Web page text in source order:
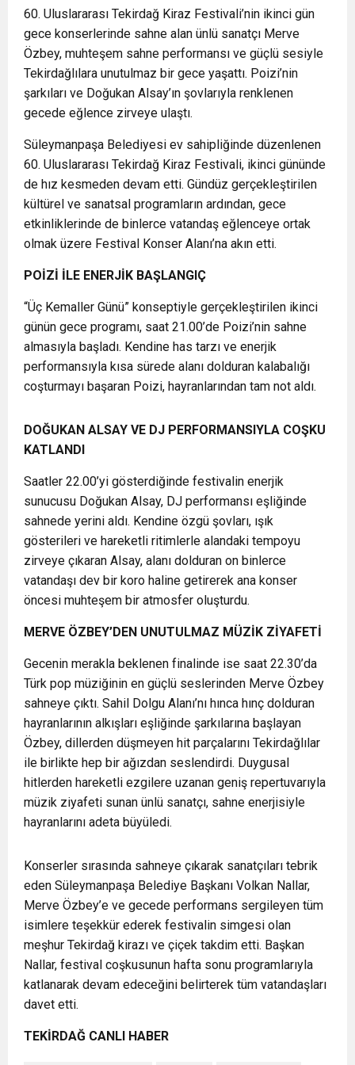
60. Uluslararası Tekirdağ Kiraz Festivali’nin ikinci gün
gece konserlerinde sahne alan ünlü sanatçı Merve
Özbey, muhteşem sahne performansı ve güçlü sesiyle
Tekirdağlılara unutulmaz bir gece yaşattı. Poizi’nin
şarkıları ve Doğukan Alsay’ın şovlarıyla renklenen
gecede eğlence zirveye ulaştı.
Süleymanpaşa Belediyesi ev sahipliğinde düzenlenen
60. Uluslararası Tekirdağ Kiraz Festivali, ikinci gününde
de hız kesmeden devam etti. Gündüz gerçekleştirilen
kültürel ve sanatsal programların ardından, gece
etkinliklerinde de binlerce vatandaş eğlenceye ortak
olmak üzere Festival Konser Alanı’na akın etti.
POİZİ İLE ENERJİK BAŞLANGIÇ
“Üç Kemaller Günü” konseptiyle gerçekleştirilen ikinci
günün gece programı, saat 21.00’de Poizi’nin sahne
almasıyla başladı. Kendine has tarzı ve enerjik
performansıyla kısa sürede alanı dolduran kalabalığı
coşturmayı başaran Poizi, hayranlarından tam not aldı.
DOĞUKAN ALSAY VE DJ PERFORMANSIYLA COŞKU
KATLANDI
Saatler 22.00’yi gösterdiğinde festivalin enerjik
sunucusu Doğukan Alsay, DJ performansı eşliğinde
sahnede yerini aldı. Kendine özgü şovları, ışık
gösterileri ve hareketli ritimlerle alandaki tempoyu
zirveye çıkaran Alsay, alanı dolduran on binlerce
vatandaşı dev bir koro haline getirerek ana konser
öncesi muhteşem bir atmosfer oluşturdu.
MERVE ÖZBEY’DEN UNUTULMAZ MÜZİK ZİYAFETİ
Gecenin merakla beklenen finalinde ise saat 22.30’da
Türk pop müziğinin en güçlü seslerinden Merve Özbey
sahneye çıktı. Sahil Dolgu Alanı’nı hınca hınç dolduran
hayranlarının alkışları eşliğinde şarkılarına başlayan
Özbey, dillerden düşmeyen hit parçalarını Tekirdağlılar
ile birlikte hep bir ağızdan seslendirdi. Duygusal
hitlerden hareketli ezgilere uzanan geniş repertuvarıyla
müzik ziyafeti sunan ünlü sanatçı, sahne enerjisiyle
hayranlarını adeta büyüledi.
Konserler sırasında sahneye çıkarak sanatçıları tebrik
eden Süleymanpaşa Belediye Başkanı Volkan Nallar,
Merve Özbey’e ve gecede performans sergileyen tüm
isimlere teşekkür ederek festivalin simgesi olan
meşhur Tekirdağ kirazı ve çiçek takdim etti. Başkan
Nallar, festival coşkusunun hafta sonu programlarıyla
katlanarak devam edeceğini belirterek tüm vatandaşları
davet etti.
TEKİRDAĞ CANLI HABER